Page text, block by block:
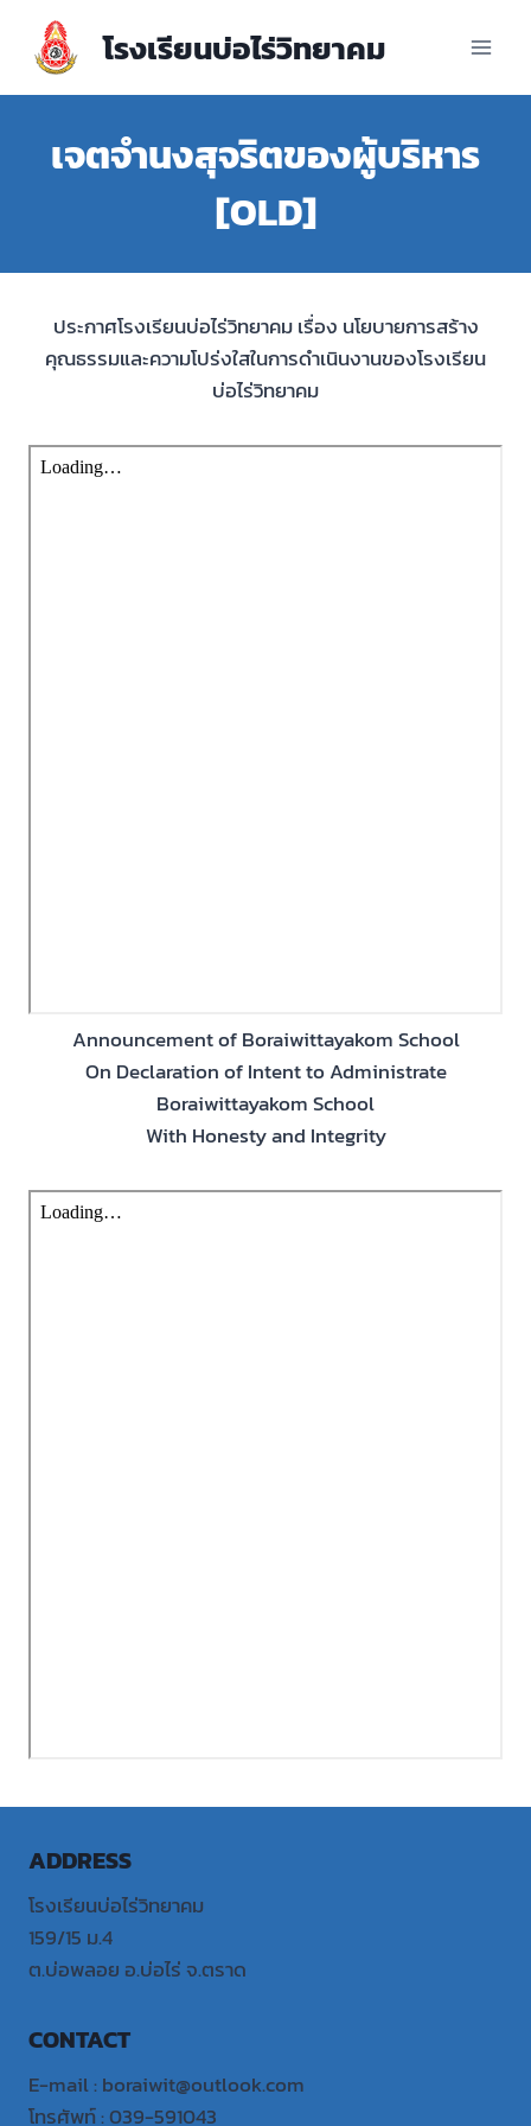
content
โรงเรียนบ่อไร่วิทยาคม
เจตจำนงสุจริตของผู้บริหาร
[OLD]
ประกาศโรงเรียนบ่อไร่วิทยาคม เรื่อง นโยบายการสร้าง
คุณธรรมและความโปร่งใสในการดำเนินงานของโรงเรียน
บ่อไร่วิทยาคม
Announcement of Boraiwittayakom School
On Declaration of Intent to Administrate
Boraiwittayakom School
With Honesty and Integrity
ADDRESS
โรงเรียนบ่อไร่วิทยาคม
159/15 ม.4
ต.บ่อพลอย อ.บ่อไร่ จ.ตราด
CONTACT
E-mail : boraiwit@outlook.com
โทรศัพท์ : 039-591043